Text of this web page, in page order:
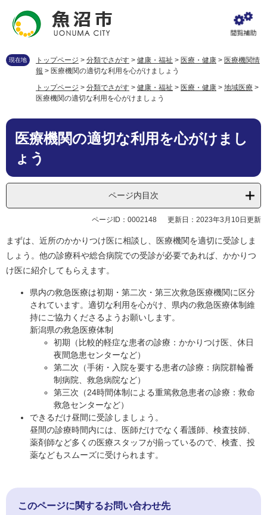
先
を
本
現在地 トップページ > 分類でさがす > 健康・福祉 > 医療・健康 > 医療機関情
報 > 医療機関の適切な利用を心がけましょう
トップページ > 分類でさがす > 健康・福祉 > 医療・健康 > 地域医療 >
医療機関の適切な利用を心がけましょう
本
医療機関の適切な利用を心がけまし
ょう
ページ内目次
ページID：0002148 更新日：2023年3月10日更新
まずは、近所のかかりつけ医に相談し、医療機関を適切に受診しま
しょう。他の診療科や総合病院での受診が必要であれば、かかりつ
け医に紹介してもらえます。
県内の救急医療は初期・第二次・第三次救急医療機関に区分
されています。適切な利用を心がけ、県内の救急医療体制維
持にご協力くださるようお願いします。
​新潟県の救急医療体制
初期（比較的軽症な患者の診療：かかりつけ医、休日
夜間急患センターなど）
第二次（手術・入院を要する患者の診療：病院群輪番
制病院、救急病院など）
第三次（24時間体制による重篤救急患者の診療：救命
救急センターなど）
できるだけ昼間に受診しましょう。
昼間の診療時間内には、医師だけでなく看護師、検査技師、
薬剤師など多くの医療スタッフが揃っているので、検査、投
薬などもスムーズに受けられます。
このページに関するお問い合わせ先